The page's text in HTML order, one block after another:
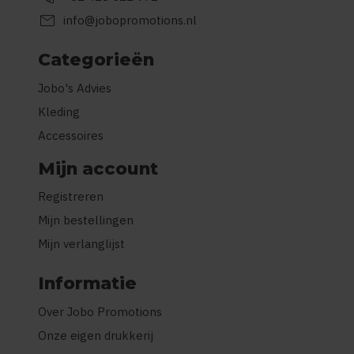
mail info@jobopromotions.nl
Categorieën
Jobo's Advies
Kleding
Accessoires
Mijn account
Registreren
Mijn bestellingen
Mijn verlanglijst
Informatie
Over Jobo Promotions
Onze eigen drukkerij